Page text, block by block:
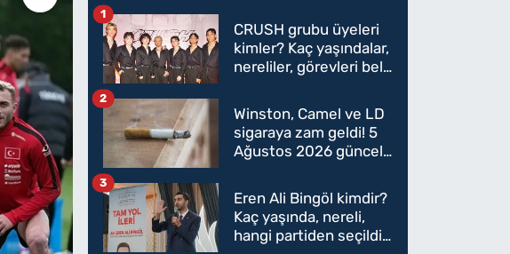
CRUSH grubu üyeleri
kimler? Kaç yaşındalar,
nereliler, görevleri belli
1
Winston, Camel ve LD
sigaraya zam geldi! 5
Ağustos 2026 güncel
oldu
2
Eren Ali Bingöl kimdir?
Kaç yaşında, nereli,
hangi partiden seçildi?
3